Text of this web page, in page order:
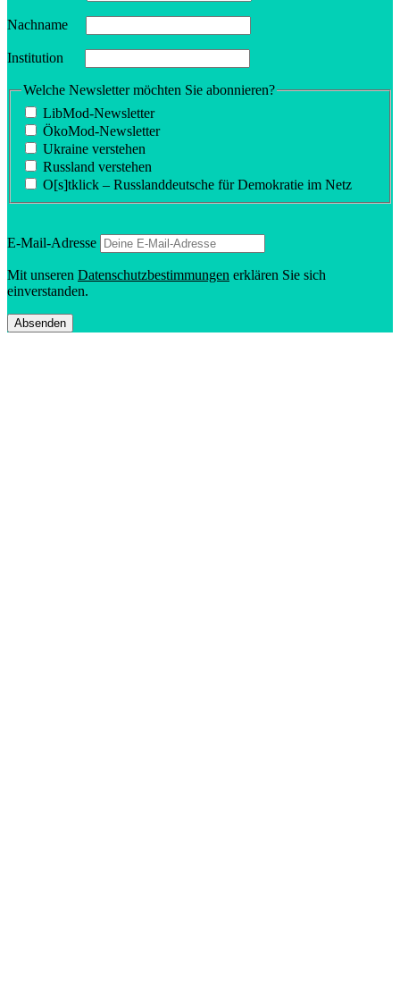
Nachname
Insti­tution
Welche Newsletter möchten Sie abonnieren?
LibMod-Newsletter
ÖkoMod-Newsletter
Ukraine verstehen
Russland verstehen
O[s]tklick – Russland­deutsche für Demokratie im Netz
E‑Mail-Adresse
Mit unseren Daten­schutz­be­stim­mungen erklären Sie sich
einverstanden.